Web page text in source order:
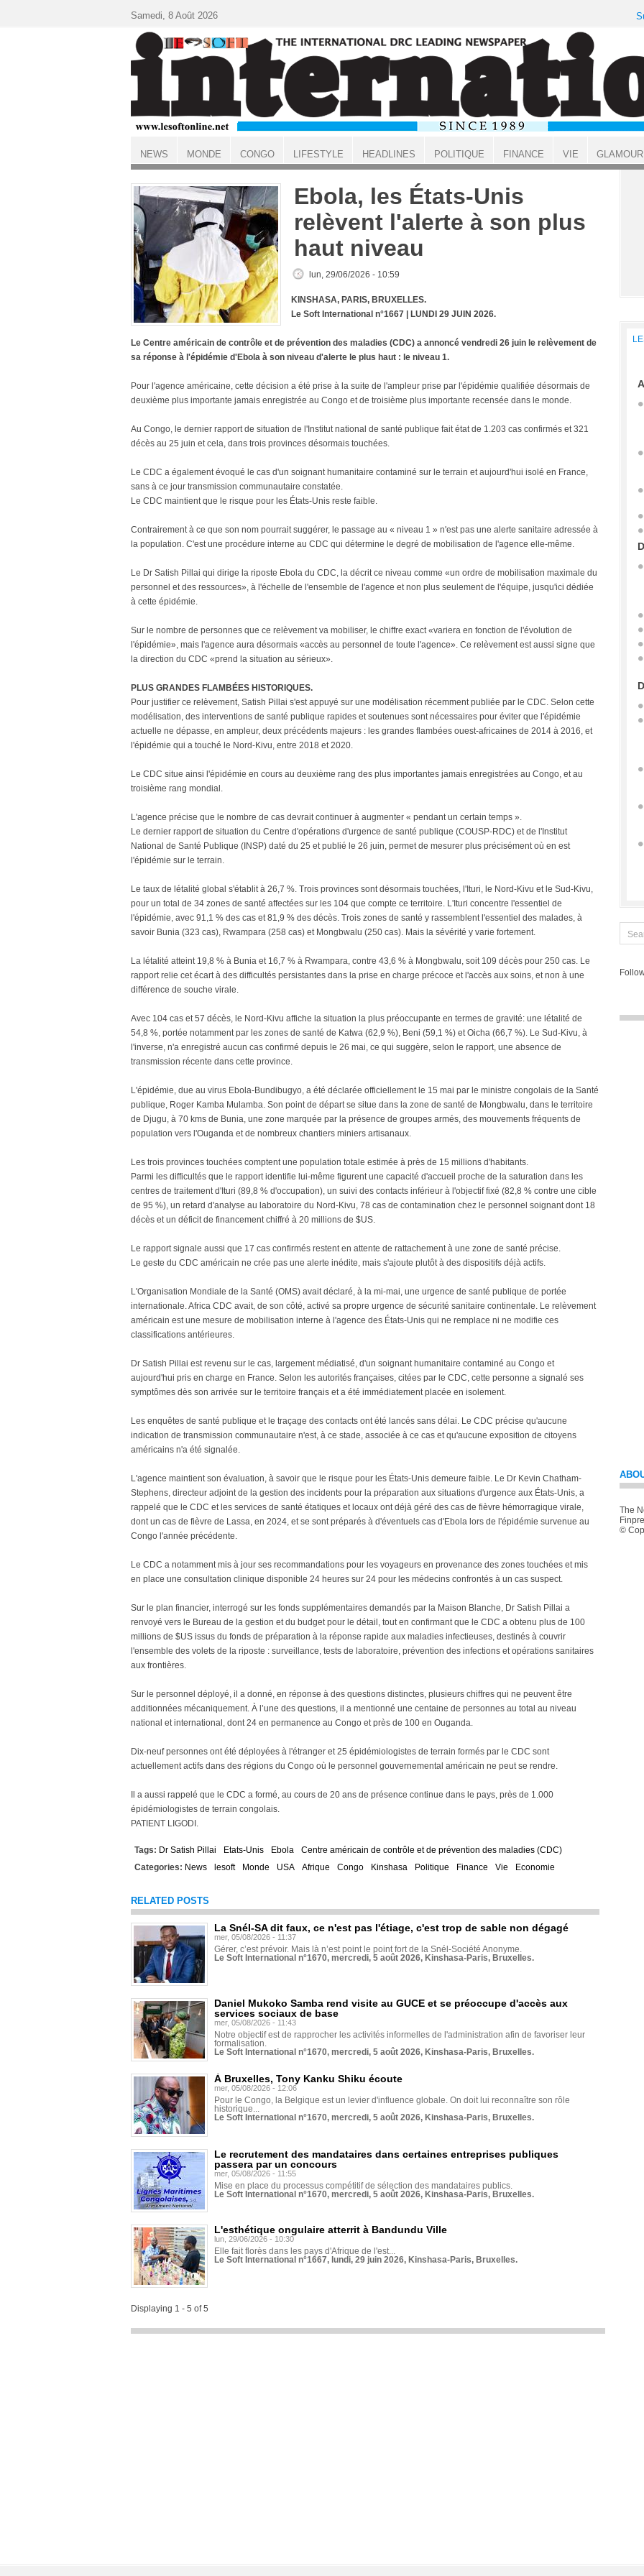
ACCUEIL
Ebola, les États-Unis
relèvent l'alerte à son plus
haut niveau
lun, 29/06/2026 - 10:59
KINSHASA, PARIS, BRUXELLES.
Le Soft International n°1667 | LUNDI 29 JUIN 2026.
Le Centre américain de contrôle et de prévention des maladies (CDC) a annoncé vendredi 26 juin le relèvement de
sa réponse à l'épidémie d'Ebola à son niveau d'alerte le plus haut : le niveau 1.
Pour l'agence américaine, cette décision a été prise à la suite de l'ampleur prise par l'épidémie qualifiée désormais de
deuxième plus importante jamais enregistrée au Congo et de troisième plus importante recensée dans le monde.
Au Congo, le dernier rapport de situation de l'Institut national de santé publique fait état de 1.203 cas confirmés et 321
décès au 25 juin et cela, dans trois provinces désormais touchées.
Le CDC a également évoqué le cas d'un soignant humanitaire contaminé sur le terrain et aujourd'hui isolé en France,
sans à ce jour transmission communautaire constatée.
Le CDC maintient que le risque pour les États-Unis reste faible.
Contrairement à ce que son nom pourrait suggérer, le passage au « niveau 1 » n'est pas une alerte sanitaire adressée à
la population. C'est une procédure interne au CDC qui détermine le degré de mobilisation de l'agence elle-même.
Le Dr Satish Pillai qui dirige la riposte Ebola du CDC, la décrit ce niveau comme «un ordre de mobilisation maximale du
personnel et des ressources», à l'échelle de l'ensemble de l'agence et non plus seulement de l'équipe, jusqu'ici dédiée
à cette épidémie.
Sur le nombre de personnes que ce relèvement va mobiliser, le chiffre exact «variera en fonction de l'évolution de
l'épidémie», mais l'agence aura désormais «accès au personnel de toute l'agence». Ce relèvement est aussi signe que
la direction du CDC «prend la situation au sérieux».
PLUS GRANDES FLAMBÉES HISTORIQUES.
Pour justifier ce relèvement, Satish Pillai s'est appuyé sur une modélisation récemment publiée par le CDC. Selon cette
modélisation, des interventions de santé publique rapides et soutenues sont nécessaires pour éviter que l'épidémie
actuelle ne dépasse, en ampleur, deux précédents majeurs : les grandes flambées ouest-africaines de 2014 à 2016, et
l'épidémie qui a touché le Nord-Kivu, entre 2018 et 2020.
Le CDC situe ainsi l'épidémie en cours au deuxième rang des plus importantes jamais enregistrées au Congo, et au
troisième rang mondial.
L'agence précise que le nombre de cas devrait continuer à augmenter « pendant un certain temps ».
Le dernier rapport de situation du Centre d'opérations d'urgence de santé publique (COUSP-RDC) et de l'Institut
National de Santé Publique (INSP) daté du 25 et publié le 26 juin, permet de mesurer plus précisément où en est
l'épidémie sur le terrain.
Le taux de létalité global s'établit à 26,7 %. Trois provinces sont désormais touchées, l'Ituri, le Nord-Kivu et le Sud-Kivu,
pour un total de 34 zones de santé affectées sur les 104 que compte ce territoire. L'Ituri concentre l'essentiel de
l'épidémie, avec 91,1 % des cas et 81,9 % des décès. Trois zones de santé y rassemblent l'essentiel des malades, à
savoir Bunia (323 cas), Rwampara (258 cas) et Mongbwalu (250 cas). Mais la sévérité y varie fortement.
La létalité atteint 19,8 % à Bunia et 16,7 % à Rwampara, contre 43,6 % à Mongbwalu, soit 109 décès pour 250 cas. Le
rapport relie cet écart à des difficultés persistantes dans la prise en charge précoce et l'accès aux soins, et non à une
différence de souche virale.
Avec 104 cas et 57 décès, le Nord-Kivu affiche la situation la plus préoccupante en termes de gravité: une létalité de
54,8 %, portée notamment par les zones de santé de Katwa (62,9 %), Beni (59,1 %) et Oicha (66,7 %). Le Sud-Kivu, à
l'inverse, n'a enregistré aucun cas confirmé depuis le 26 mai, ce qui suggère, selon le rapport, une absence de
transmission récente dans cette province.
L'épidémie, due au virus Ebola-Bundibugyo, a été déclarée officiellement le 15 mai par le ministre congolais de la Santé
publique, Roger Kamba Mulamba. Son point de départ se situe dans la zone de santé de Mongbwalu, dans le territoire
de Djugu, à 70 kms de Bunia, une zone marquée par la présence de groupes armés, des mouvements fréquents de
population vers l'Ouganda et de nombreux chantiers miniers artisanaux.
Les trois provinces touchées comptent une population totale estimée à près de 15 millions d'habitants.
Parmi les difficultés que le rapport identifie lui-même figurent une capacité d'accueil proche de la saturation dans les
centres de traitement d'Ituri (89,8 % d'occupation), un suivi des contacts inférieur à l'objectif fixé (82,8 % contre une cible
de 95 %), un retard d'analyse au laboratoire du Nord-Kivu, 78 cas de contamination chez le personnel soignant dont 18
décès et un déficit de financement chiffré à 20 millions de $US.
Le rapport signale aussi que 17 cas confirmés restent en attente de rattachement à une zone de santé précise.
Le geste du CDC américain ne crée pas une alerte inédite, mais s'ajoute plutôt à des dispositifs déjà actifs.
L'Organisation Mondiale de la Santé (OMS) avait déclaré, à la mi-mai, une urgence de santé publique de portée
internationale. Africa CDC avait, de son côté, activé sa propre urgence de sécurité sanitaire continentale. Le relèvement
américain est une mesure de mobilisation interne à l'agence des États-Unis qui ne remplace ni ne modifie ces
classifications antérieures.
Dr Satish Pillai est revenu sur le cas, largement médiatisé, d'un soignant humanitaire contaminé au Congo et
aujourd'hui pris en charge en France. Selon les autorités françaises, citées par le CDC, cette personne a signalé ses
symptômes dès son arrivée sur le territoire français et a été immédiatement placée en isolement.
Les enquêtes de santé publique et le traçage des contacts ont été lancés sans délai. Le CDC précise qu'aucune
indication de transmission communautaire n'est, à ce stade, associée à ce cas et qu'aucune exposition de citoyens
américains n'a été signalée.
L'agence maintient son évaluation, à savoir que le risque pour les États-Unis demeure faible. Le Dr Kevin Chatham-
Stephens, directeur adjoint de la gestion des incidents pour la préparation aux situations d'urgence aux États-Unis, a
rappelé que le CDC et les services de santé étatiques et locaux ont déjà géré des cas de fièvre hémorragique virale,
dont un cas de fièvre de Lassa, en 2024, et se sont préparés à d'éventuels cas d'Ebola lors de l'épidémie survenue au
Congo l'année précédente.
Le CDC a notamment mis à jour ses recommandations pour les voyageurs en provenance des zones touchées et mis
en place une consultation clinique disponible 24 heures sur 24 pour les médecins confrontés à un cas suspect.
Sur le plan financier, interrogé sur les fonds supplémentaires demandés par la Maison Blanche, Dr Satish Pillai a
renvoyé vers le Bureau de la gestion et du budget pour le détail, tout en confirmant que le CDC a obtenu plus de 100
millions de $US issus du fonds de préparation à la réponse rapide aux maladies infectieuses, destinés à couvrir
l'ensemble des volets de la riposte : surveillance, tests de laboratoire, prévention des infections et opérations sanitaires
aux frontières.
Sur le personnel déployé, il a donné, en réponse à des questions distinctes, plusieurs chiffres qui ne peuvent être
additionnées mécaniquement. À l’une des questions, il a mentionné une centaine de personnes au total au niveau
national et international, dont 24 en permanence au Congo et près de 100 en Ouganda.
Dix-neuf personnes ont été déployées à l'étranger et 25 épidémiologistes de terrain formés par le CDC sont
actuellement actifs dans des régions du Congo où le personnel gouvernemental américain ne peut se rendre.
Il a aussi rappelé que le CDC a formé, au cours de 20 ans de présence continue dans le pays, près de 1.000
épidémiologistes de terrain congolais.
PATIENT LIGODI.
Tags: Dr Satish Pillai Etats-Unis Ebola
Centre américain de contrôle et de prévention des maladies (CDC)
Categories: News lesoft Monde USA Afrique Congo Kinshasa Politique Finance Vie Economie
RELATED POSTS
La Snél-SA dit faux, ce n'est pas l'étiage, c'est trop de sable non dégagé
mer, 05/08/2026 - 11:37
Gérer, c’est prévoir. Mais là n’est point le point fort de la Snél-Société Anonyme.
Le Soft International n°1670, mercredi, 5 août 2026, Kinshasa-Paris, Bruxelles.
Daniel Mukoko Samba rend visite au GUCE et se préoccupe d'accès aux
services sociaux de base
mer, 05/08/2026 - 11:43
Notre objectif est de rapprocher les activités informelles de l'administration afin de favoriser leur
formalisation.
Le Soft International n°1670, mercredi, 5 août 2026, Kinshasa-Paris, Bruxelles.
À Bruxelles, Tony Kanku Shiku écoute
mer, 05/08/2026 - 12:06
Pour le Congo, la Belgique est un levier d'influence globale. On doit lui reconnaître son rôle
historique...
Le Soft International n°1670, mercredi, 5 août 2026, Kinshasa-Paris, Bruxelles.
Le recrutement des mandataires dans certaines entreprises publiques
passera par un concours
mer, 05/08/2026 - 11:55
Mise en place du processus compétitif de sélection des mandataires publics.
Le Soft International n°1670, mercredi, 5 août 2026, Kinshasa-Paris, Bruxelles.
L'esthétique ongulaire atterrit à Bandundu Ville
lun, 29/06/2026 - 10:30
Elle fait florès dans les pays d'Afrique de l'est...
Le Soft International n°1667, lundi, 29 juin 2026, Kinshasa-Paris, Bruxelles.
Displaying 1 - 5 of 5
The
©
Samedi, 8 Août 2026
NEWS MONDE CONGO LIFESTYLE HEADLINES POLITIQUE FINANCE VIE GLAMOUR